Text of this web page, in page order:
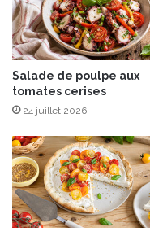
'
a
n
n
o
n
c
t
r
è
s
g
o
t
N
o
i
r
A
b
o
l
u
c
œ
u
Salade de poulpe aux
tomates cerises
24 juillet 2026